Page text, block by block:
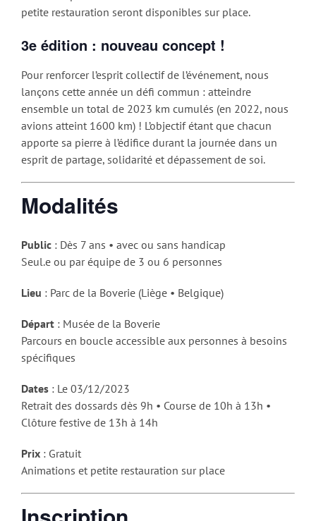
petite restauration seront disponibles sur place.
3e édition : nouveau concept !
Pour renforcer l’esprit collectif de l’événement, nous
lançons cette année un défi commun : atteindre
ensemble un total de 2023 km cumulés (en 2022, nous
avions atteint 1600 km) ! L’objectif étant que chacun
apporte sa pierre à l’édifice durant la journée dans un
esprit de partage, solidarité et dépassement de soi.
Modalités
Public : Dès 7 ans • avec ou sans handicap
Seul.e ou par équipe de 3 ou 6 personnes
Lieu : Parc de la Boverie (Liège • Belgique)
Départ : Musée de la Boverie
Parcours en boucle accessible aux personnes à besoins
spécifiques
Dates : Le 03/12/2023
Retrait des dossards dès 9h • Course de 10h à 13h •
Clôture festive de 13h à 14h
Prix : Gratuit
Animations et petite restauration sur place